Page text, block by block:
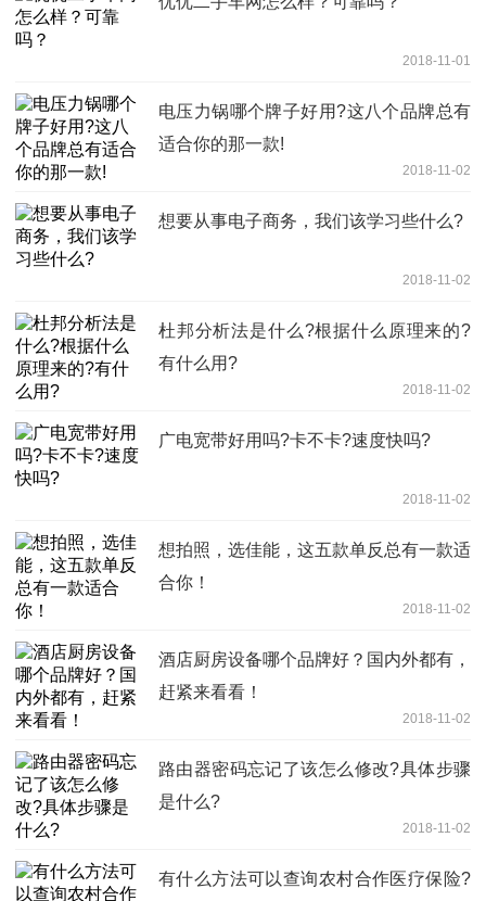
2018-11-01
电压力锅哪个牌子好用?这八个品牌总有
适合你的那一款!
2018-11-02
想要从事电子商务，我们该学习些什么?
2018-11-02
杜邦分析法是什么?根据什么原理来的?
有什么用?
2018-11-02
广电宽带好用吗?卡不卡?速度快吗?
2018-11-02
想拍照，选佳能，这五款单反总有一款适
合你！
2018-11-02
酒店厨房设备哪个品牌好？国内外都有，
赶紧来看看！
2018-11-02
路由器密码忘记了该怎么修改?具体步骤
是什么?
2018-11-02
有什么方法可以查询农村合作医疗保险?